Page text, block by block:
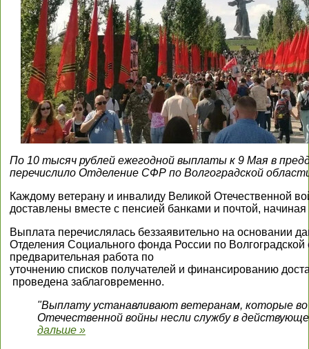
По 10 тысяч рублей ежегодной выплаты к 9 Мая в
перечислило Отделение СФР по Волгоградской
Каждому ветерану и инвалиду Великой Отечественной
доставлены вместе с пенсией банками и почтой, начиная
Выплата перечислялась беззаявительно на основании
Отделения Социального фонда России по Волгоградской
предварительная работа по
уточнению списков получателей и финансированию
проведена заблаговременно.
"Выплату устанавливают ветеранам, которые во
Отечественной войны несли службу в
дальше »